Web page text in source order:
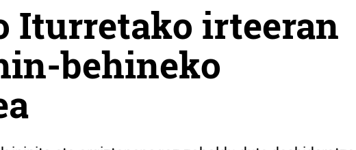
Iturretako irteeran
behineko